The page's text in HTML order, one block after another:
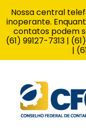
Nossa central
inoperante.
contatos podem
(61) 99127-7313 |
|